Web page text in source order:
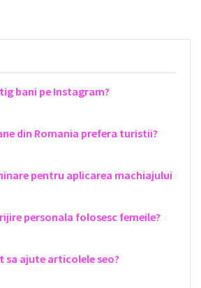
bani pe Instagram?
din Romania prefera turistii?
pentru aplicarea machiajului
personala folosesc femeile?
sa ajute articolele seo?